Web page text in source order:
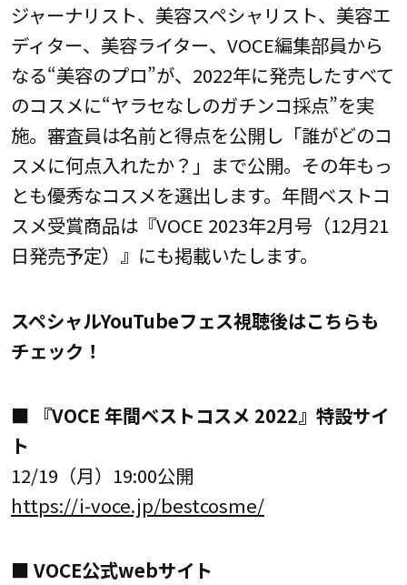
ジャーナリスト、美容スペシャリスト、美容エ
ディター、美容ライター、VOCE編集部員から
なる“美容のプロ”が、2022年に発売したすべて
のコスメに“ヤラセなしのガチンコ採点”を実
施。審査員は名前と得点を公開し「誰がどのコ
スメに何点入れたか？」まで公開。その年もっ
とも優秀なコスメを選出します。年間ベストコ
スメ受賞商品は『VOCE 2023年2月号（12月21
日発売予定）』にも掲載いたします。
スペシャルYouTubeフェス視聴後はこちらも
チェック！
■ 『VOCE 年間ベストコスメ 2022』特設サイ
ト
12/19（月）19:00公開
https://i-voce.jp/bestcosme/
■ VOCE公式webサイト